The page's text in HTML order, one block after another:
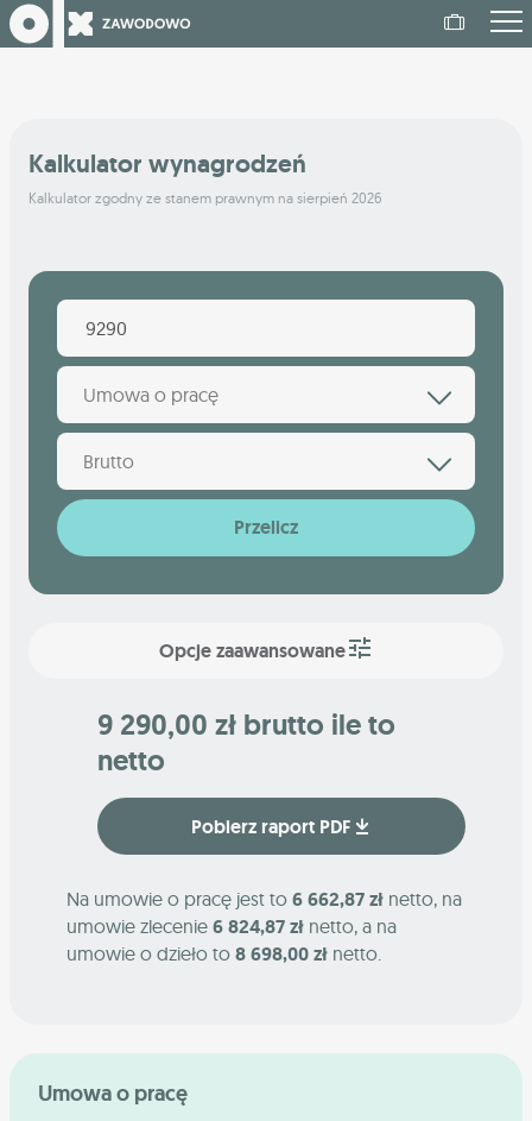
Kalkulator wynagrodzeń
Kalkulator zgodny ze stanem prawnym na sierpień 2026
Umowa o pracę
Brutto
Przelicz
Opcje zaawansowane
9 290,00 zł brutto ile to
netto
Pobierz raport PDF
Na umowie o pracę jest to 6 662,87 zł netto, na
umowie zlecenie 6 824,87 zł netto, a na
umowie o dzieło to 8 698,00 zł netto.
Umowa o pracę